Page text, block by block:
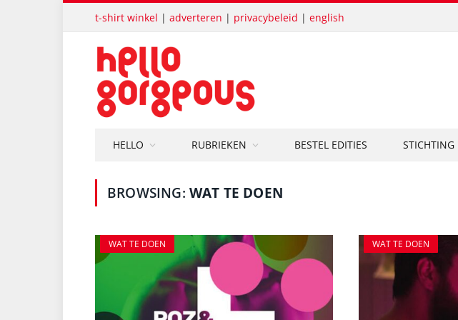
t-shirt winkel | adverteren | privacybeleid | english
HELLO RUBRIEKEN BESTEL EDITIES STICHTING
BROWSING: WAT TE DOEN
WAT TE DOEN WAT TE DOEN